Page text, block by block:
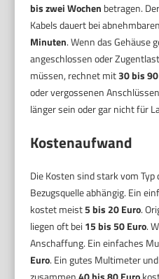
bis zwei Wochen betragen.
Kabels dauert bei
Minuten. Wenn das Gehäuse
angeschlossen oder
müssen, rechnet mit30 bis
oder vergossenen
länger sein oder gar nicht für
Kostenaufwand
Die Kosten sind stark vom Typ
Bezugsquelle abhängig. Ein
kostet meist5 bis 20 Euro.
liegen oft bei 15 bis 50 Euro.
Anschaffung. Ein einfaches
Euro. Ein gutes Multimeter